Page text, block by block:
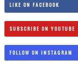
LIKE ON FACEBOOK
SUBSCRIBE ON YOUTUBE
FOLLOW ON INSTAGRAM